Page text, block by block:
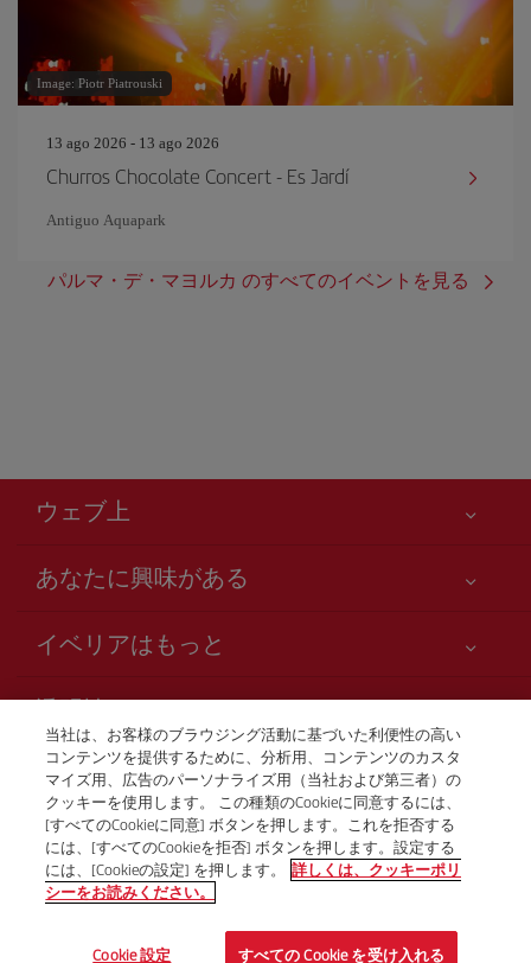
Image: Piotr Piatrouski
13 ago 2026 - 13 ago 2026
Churros Chocolate Concert - Es Jardí
Antiguo Aquapark
パルマ・デ・マヨルカ のすべてのイベントを見る
ウェブ上
あなたに興味がある
アクセシビリティの宣言
サービスのお約束
Iberia.com サイトマップ
イベリアはもっと
イベリアグループ
株主および投資家向け情報
Iberia の提携航空会社
British Airways
透明性
利用規約
運送約款
ご搭乗者の権利
プログラム Club Iberia の一般規約
iberia.comのご登録規約
お電話での航空券販売
+81 0 3 3298 5238
Tokio
月曜日～金曜日、午前9時～午後5時（スペイン語、英語、日
本語）。
© Iberia 2026
当社は、お客様のブラウジング活動に基づいた利便性の高い
コンテンツを提供するために、分析用、コンテンツのカスタ
マイズ用、広告のパーソナライズ用（当社および第三者）の
クッキーを使用します。 この種類のCookieに同意するには、
[すべてのCookieに同意] ボタンを押します。これを拒否する
には、[すべてのCookieを拒否] ボタンを押します。設定する
には、[Cookieの設定] を押します。
詳しくは、クッキーポリ
シーをお読みください。
Cookie 設定 すべての Cookie を受け入れる